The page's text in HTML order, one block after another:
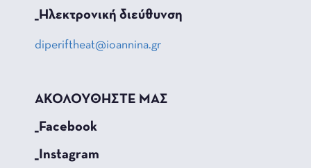
_Hλεκτρονική διεύθυνση
diperiftheat@ioannina.gr
ΑΚΟΛΟΥΘΗΣΤΕ ΜΑΣ
_Facebook
_Instagram